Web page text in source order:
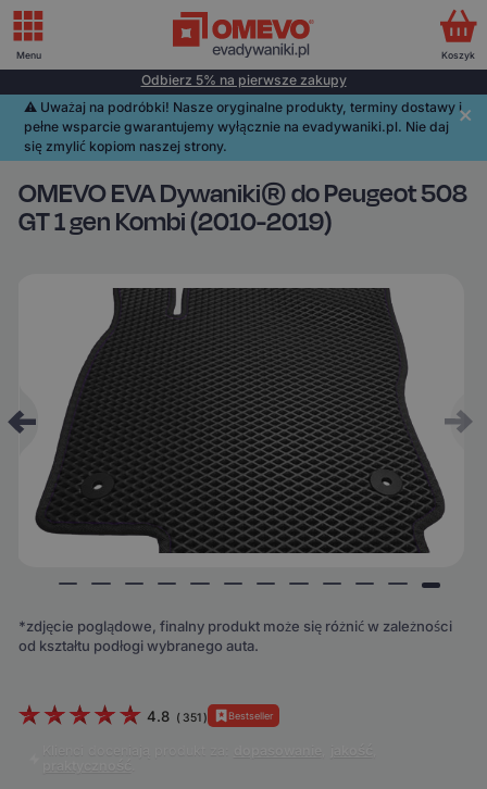
Odbierz 5% na pierwsze zakupy
⚠️️ Uważaj na podróbki! Nasze oryginalne produkty, terminy dostawy i
pełne wsparcie gwarantujemy wyłącznie na evadywaniki.pl. Nie daj
się zmylić kopiom naszej strony.
OMEVO EVA Dywaniki® do Peugeot 508
GT 1 gen Kombi (2010-2019)
*zdjęcie poglądowe, finalny produkt może się różnić w zależności
od kształtu podłogi wybranego auta.
4.8 ( 351 ) Bestseller
Klienci doceniają produkt za: dopasowanie
Menu Koszyk